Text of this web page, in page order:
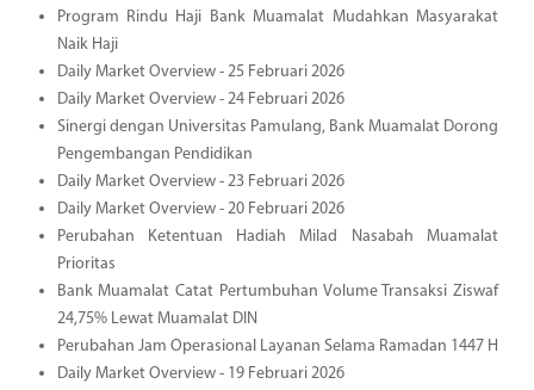
Program Rindu Haji Bank Muamalat Mudahkan Masyarakat
Naik Haji
Daily Market Overview - 25 Februari 2026
Daily Market Overview - 24 Februari 2026
Sinergi dengan Universitas Pamulang, Bank Muamalat Dorong
Pengembangan Pendidikan
Daily Market Overview - 23 Februari 2026
Daily Market Overview - 20 Februari 2026
Perubahan Ketentuan Hadiah Milad Nasabah Muamalat
Prioritas
Bank Muamalat Catat Pertumbuhan Volume Transaksi Ziswaf
24,75% Lewat Muamalat DIN
Perubahan Jam Operasional Layanan Selama Ramadan 1447 H
Daily Market Overview - 19 Februari 2026